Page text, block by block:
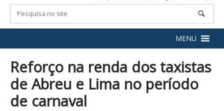
MENU
Reforço na renda dos taxistas
de Abreu e Lima no período
de carnaval